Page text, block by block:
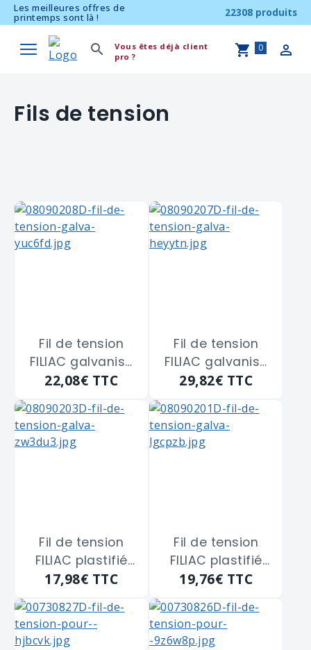
Les meilleures offres de
printemps sont là ! 22308 produits
Vous êtes déjà client
pro ?
0
Fils de tension
Fil de tension
FILIAC galvanisé
n°14 fil de 2.2m/m
22,08€ TTC
Fil de tension
FILIAC galvanisé
n°16 fil de 2.7m/m
29,82€ TTC
Fil de tension
FILIAC plastifié
vert fil de 2.4m/m
17,98€ TTC
Fil de tension
FILIAC plastifié
vert fil de
19,76€ TTC